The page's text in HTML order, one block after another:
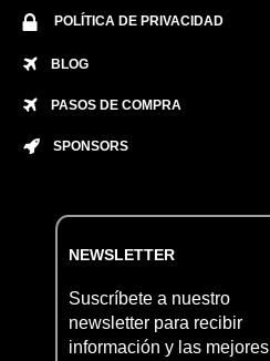
POLÍTICA DE PRIVACIDAD
BLOG
PASOS DE COMPRA
SPONSORS
NEWSLETTER
Suscríbete a nuestro
newsletter para recibir
información y las mejores